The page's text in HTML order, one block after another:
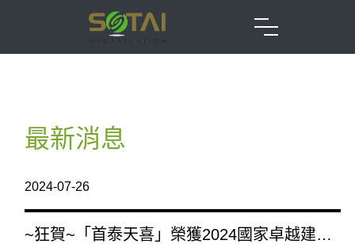
最新消息
2024-07-26
~狂賀~「首泰天喜」榮獲2024國家卓越建設